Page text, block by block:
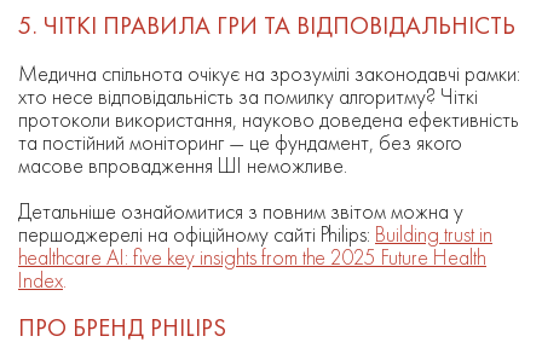
5. ЧІТКІ ПРАВИЛА ГРИ ТА ВІДПОВІДАЛЬНІСТЬ
Медична спільнота очікує на зрозумілі законодавчі рамки:
хто несе відповідальність за помилку алгоритму? Чіткі
протоколи використання, науково доведена ефективність
та постійний моніторинг — це фундамент, без якого
масове впровадження ШІ неможливе.
Детальніше ознайомитися з повним звітом можна у
першоджерелі на офіційному сайті Philips: Building trust in
healthcare AI: five key insights from the 2025 Future Health
Index.
ПРО БРЕНД PHILIPS